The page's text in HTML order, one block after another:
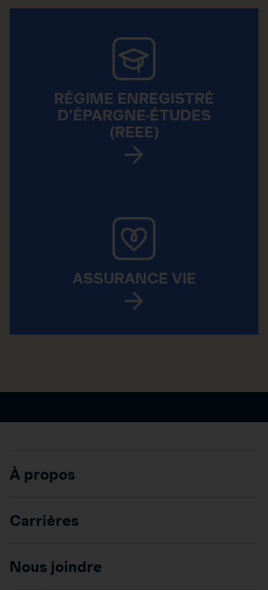
RÉGIME ENREGISTRÉ
D'ÉPARGNE-ÉTUDES
(REEE)
ASSURANCE VIE
À propos
Carrières
Nous joindre